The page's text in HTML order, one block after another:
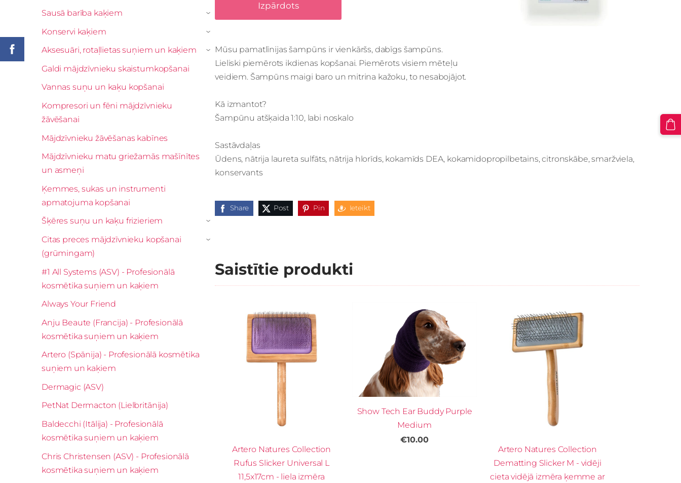
Sausā barība kaķiem ›
Konservi kaķiem ›
Aksesuāri, rotaļlietas suņiem un kaķiem ›
Galdi mājdzīvnieku skaistumkopšanai
Vannas suņu un kaķu kopšanai
Kompresori un fēni mājdzīvnieku
žāvēšanai
Mājdzīvnieku žāvēšanas kabīnes
Mājdzīvnieku matu griežamās mašīnītes
un asmeņi
Ķemmes, sukas un instrumenti
apmatojuma kopšanai
Šķēres suņu un kaķu frizieriem
›
Citas preces mājdzīvnieku kopšanai
(grūmingam)
›
#1 All Systems (ASV) - Profesionālā
kosmētika suņiem un kaķiem
Always Your Friend
Anju Beaute (Francija) - Profesionālā
kosmētika suņiem un kaķiem
Artero (Spānija) - Profesionālā kosmētika
suņiem un kaķiem
Dermagic (ASV)
PetNat Dermacton (Lielbritānija)
Baldecchi (Itālija) - Profesionālā
kosmētika suņiem un kaķiem
Chris Christensen (ASV) - Profesionālā
kosmētika suņiem un kaķiem
Izpārdots
Mūsu pamatlīnijas šampūns ir vienkāršs, dabīgs šampūns.
Lieliski piemērots ikdienas kopšanai. Piemērots visiem mēteļu
veidiem. Šampūns maigi baro un mitrina kažoku, to nesabojājot.
Kā izmantot?
Šampūnu atšķaida 1:10, labi noskalo
Sastāvdaļas
Ūdens, nātrija laureta sulfāts, nātrija hlorīds, kokamīds DEA, kokamidopropilbetains, citronskābe, smaržviela,
konservants
Share Post Pin Ieteikt
Saistītie produkti
Artero Natures Collection
Rufus Slicker Universal L
11,5x17cm - liela izmēra
Show Tech Ear Buddy Purple
Medium
€10.00
Artero Natures Collection
Dematting Slicker M - vidēji
cieta vidējā izmēra ķemme ar